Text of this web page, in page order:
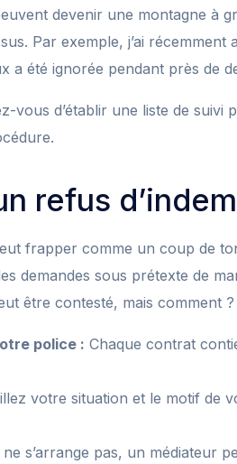
devenir une montagne à
Par exemple, j’ai récemment
a été ignorée pendant près de
vous d’établir une liste de suivi
refus
frapper comme un coup de
demandes sous prétexte de
être contesté, mais comment ?
police : Chaque contrat
votre situation et le motif de
s’arrange pas, un médiateur